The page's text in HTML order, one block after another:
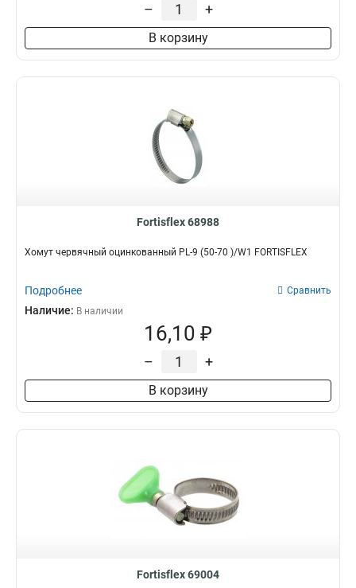
– +
В корзину
Fortisflex 68988
Хомут червячный оцинкованный PL-9 (50-70 )/W1 FORTISFLEX
Подробнее Сравнить
Наличие: В наличии
16,10 ₽
– +
В корзину
Fortisflex 69004